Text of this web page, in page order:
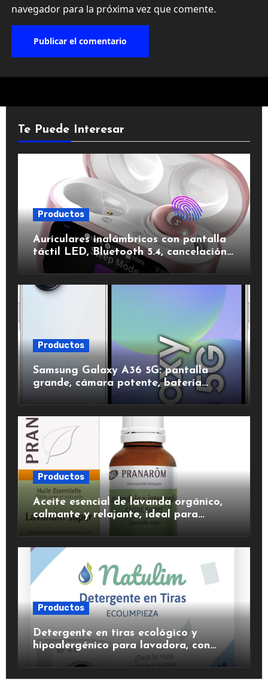
navegador para la próxima vez que comente.
Te Puede Interesar
Productos
Auriculares inalámbricos con pantalla
táctil LED, Bluetooth 5.4, cancelación
de ruido, impermeables y de larga
duración.
Productos
Samsung Galaxy A36 5G: pantalla
grande, cámara potente, batería
duradera y carga rápida para una
Productos
Aceite esencial de lavanda orgánico,
calmante y relajante, ideal para
Productos
Detergente en tiras ecológico y
hipoalergénico para lavadora, con
suavizante incluido y fragancia de
lavanda.